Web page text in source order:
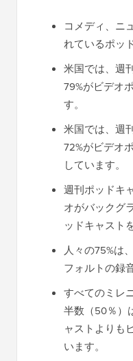
コメディ、ニ
れているポッ
米国では、週
79%がビデオ
す。
米国では、週
72%がビデオ
しています。
週刊ポッドキ
オがバックグ
ッドキャスト
人々の75%は
フォルトの録
すべてのミレ
半数（50％）
ャストよりも
います。